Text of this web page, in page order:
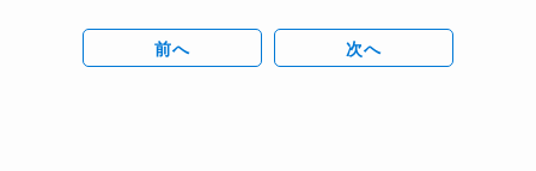
前へ 次へ